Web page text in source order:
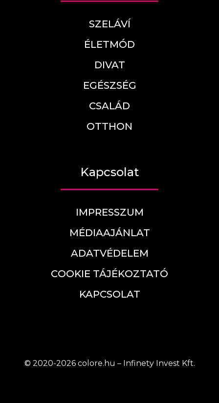
SZELÁVÍ
ÉLETMÓD
DIVAT
EGÉSZSÉG
CSALÁD
OTTHON
Kapcsolat
IMPRESSZUM
MÉDIAAJÁNLAT
ADATVÉDELEM
COOKIE TÁJÉKOZTATÓ
KAPCSOLAT
© 2020-2026 colore.hu – Infinety Invest Kft.